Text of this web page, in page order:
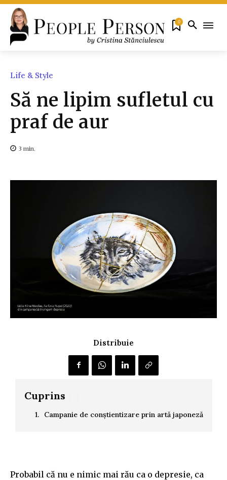
0
Life & Style
Să ne lipim sufletul cu
praf de aur
3 min.
Distribuie
Cuprins
Campanie de conștientizare prin artă japoneză
Probabil că nu e nimic mai rău ca o depresie, ca